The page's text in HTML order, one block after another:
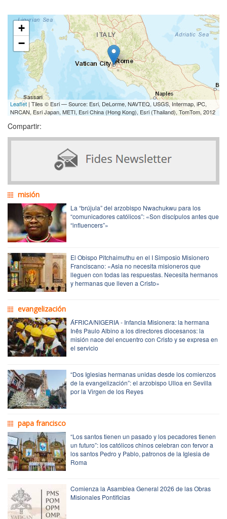
+
−
Leaflet | Tiles © Esri — Source: Esri, DeLorme, NAVTEQ, USGS, Intermap, iPC,
NRCAN, Esri Japan, METI, Esri China (Hong Kong), Esri (Thailand), TomTom, 2012
Compartir:
misión
La “brújula” del arzobispo Nwachukwu para los
“comunicadores católicos”: «Son discípulos antes que
“influencers”»
El Obispo Pitchaimuthu en el I Simposio Misionero
Franciscano: «Asia no necesita misioneros que
lleguen con todas las respuestas. Necesita hermanos
y hermanas que lleven a Cristo»
evangelización
ÁFRICA/NIGERIA - Infancia Misionera: la hermana
Inês Paulo Albino a los directores diocesanos: la
misión nace del encuentro con Cristo y se expresa en
el servicio
“Dos Iglesias hermanas unidas desde los comienzos
de la evangelización”: el arzobispo Ulloa en Sevilla
por la Virgen de los Reyes
papa francisco
“Los santos tienen un pasado y los pecadores tienen
un futuro”: los católicos chinos celebran con fervor a
los santos Pedro y Pablo, patronos de la Iglesia de
Roma
Comienza la Asamblea General 2026 de las Obras
Misionales Pontificias